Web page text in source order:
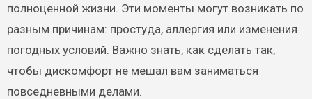
полноценной жизни. Эти моменты могут возникать по
разным причинам: простуда, аллергия или изменения
погодных условий. Важно знать, как сделать так,
чтобы дискомфорт не мешал вам заниматься
повседневными делами.